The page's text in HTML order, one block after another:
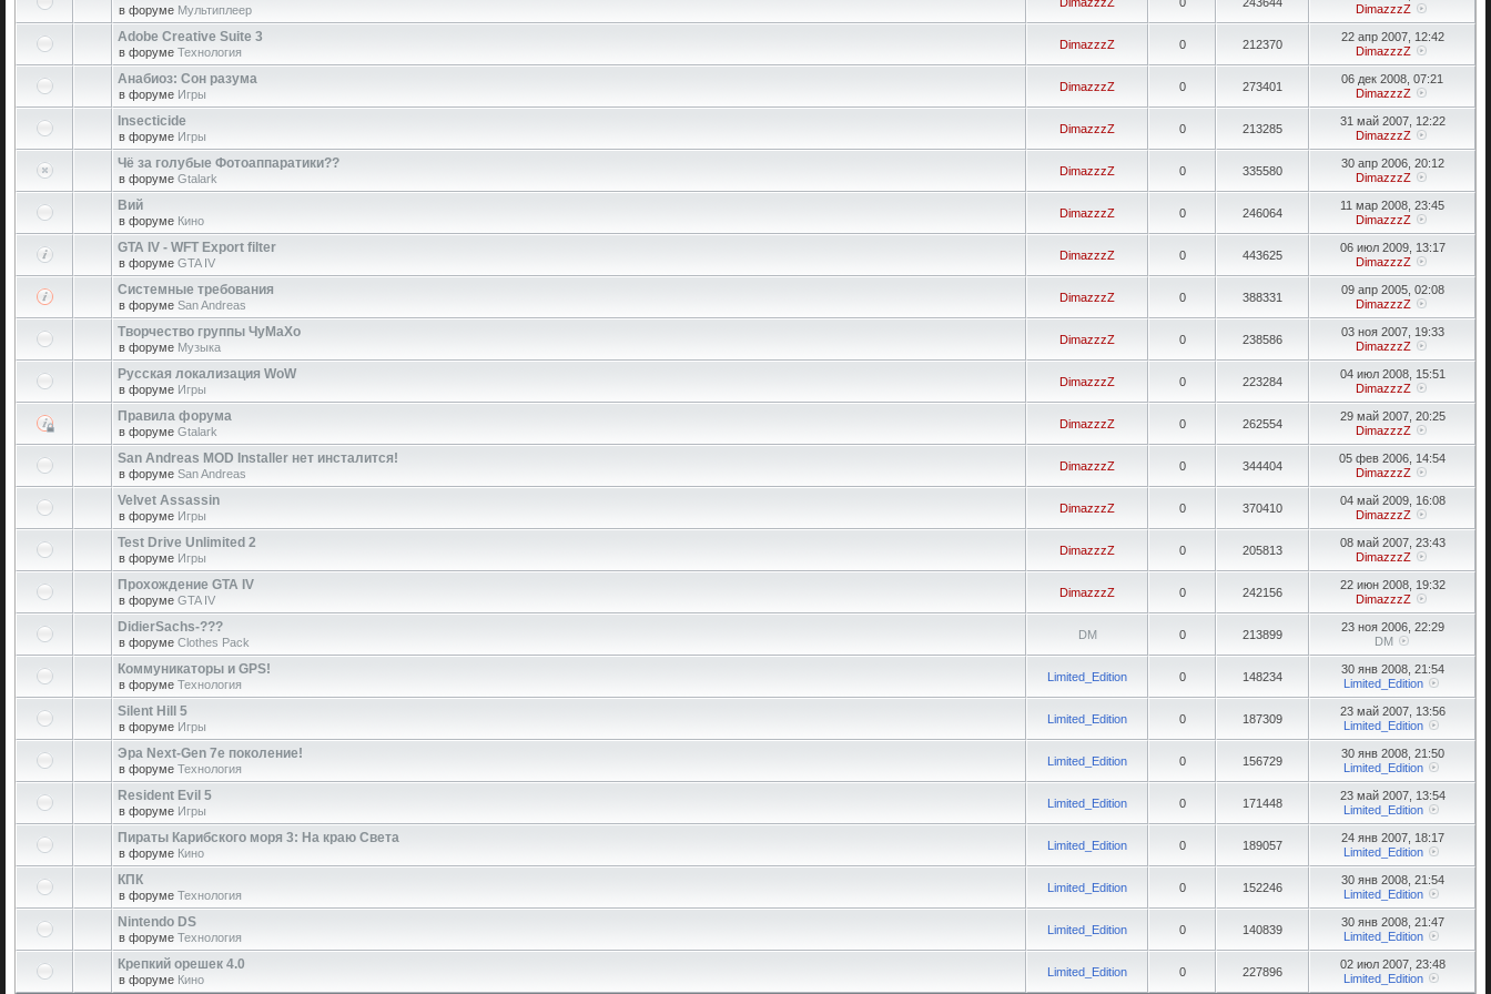
в форуме Мультиплеер
DimazzzZ
Adobe Creative Suite 3
в форуме Технология
DimazzzZ 0 212370
22 апр 2007, 12:42
DimazzzZ
Анабиоз: Сон разума
в форуме Игры
DimazzzZ 0 273401
06 дек 2008, 07:21
DimazzzZ
Insecticide
в форуме Игры
DimazzzZ 0 213285
31 май 2007, 12:22
DimazzzZ
Чё за голубые Фотоаппаратики??
в форуме Gtalark
DimazzzZ 0 335580
30 апр 2006, 20:12
DimazzzZ
Вий
в форуме Кино
DimazzzZ 0 246064
11 мар 2008, 23:45
DimazzzZ
GTA IV - WFT Export filter
в форуме GTA IV
DimazzzZ 0 443625
06 июл 2009, 13:17
DimazzzZ
Системные требования
в форуме San Andreas
DimazzzZ 0 388331
09 апр 2005, 02:08
DimazzzZ
Творчество группы ЧуМаХо
в форуме Музыка
DimazzzZ 0 238586
03 ноя 2007, 19:33
DimazzzZ
Русская локализация WoW
в форуме Игры
DimazzzZ 0 223284
04 июл 2008, 15:51
DimazzzZ
Правила форума
в форуме Gtalark
DimazzzZ 0 262554
29 май 2007, 20:25
DimazzzZ
San Andreas MOD Installer нет инсталится!
в форуме San Andreas
DimazzzZ 0 344404
05 фев 2006, 14:54
DimazzzZ
Velvet Assassin
в форуме Игры
DimazzzZ 0 370410
04 май 2009, 16:08
DimazzzZ
Test Drive Unlimited 2
в форуме Игры
DimazzzZ 0 205813
08 май 2007, 23:43
DimazzzZ
Прохождение GTA IV
в форуме GTA IV
DimazzzZ 0 242156
22 июн 2008, 19:32
DimazzzZ
DidierSachs-???
в форуме Clothes Pack
DM 0 213899
23 ноя 2006, 22:29
DM
Коммуникаторы и GPS!
в форуме Технология
Limited_Edition 0 148234
30 янв 2008, 21:54
Limited_Edition
Silent Hill 5
в форуме Игры
Limited_Edition 0 187309
23 май 2007, 13:56
Limited_Edition
Эра Next-Gen 7е поколение!
в форуме Технология
Limited_Edition 0 156729
30 янв 2008, 21:50
Limited_Edition
Resident Evil 5
в форуме Игры
Limited_Edition 0 171448
23 май 2007, 13:54
Limited_Edition
Пираты Карибского моря 3: На краю Света
в форуме Кино
Limited_Edition 0 189057
24 янв 2007, 18:17
Limited_Edition
КПК
в форуме Технология
Limited_Edition 0 152246
30 янв 2008, 21:54
Limited_Edition
Nintendo DS
в форуме Технология
Limited_Edition 0 140839
30 янв 2008, 21:47
Limited_Edition
Крепкий орешек 4.0
в форуме Кино
Limited_Edition 0 227896
02 июл 2007, 23:48
Limited_Edition